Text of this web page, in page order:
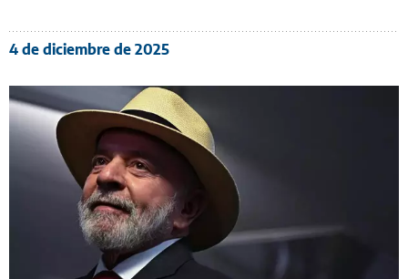
4 de diciembre de 2025